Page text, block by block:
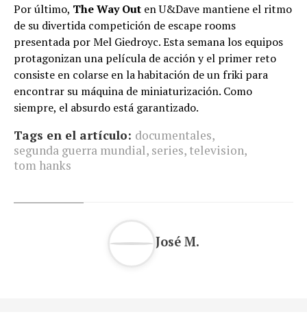
Por último, The Way Out en U&Dave mantiene el ritmo
de su divertida competición de escape rooms
presentada por Mel Giedroyc. Esta semana los equipos
protagonizan una película de acción y el primer reto
consiste en colarse en la habitación de un friki para
encontrar su máquina de miniaturización. Como
siempre, el absurdo está garantizado.
Tags en el artículo: documentales,
segunda guerra mundial, series, television,
tom hanks
José M.